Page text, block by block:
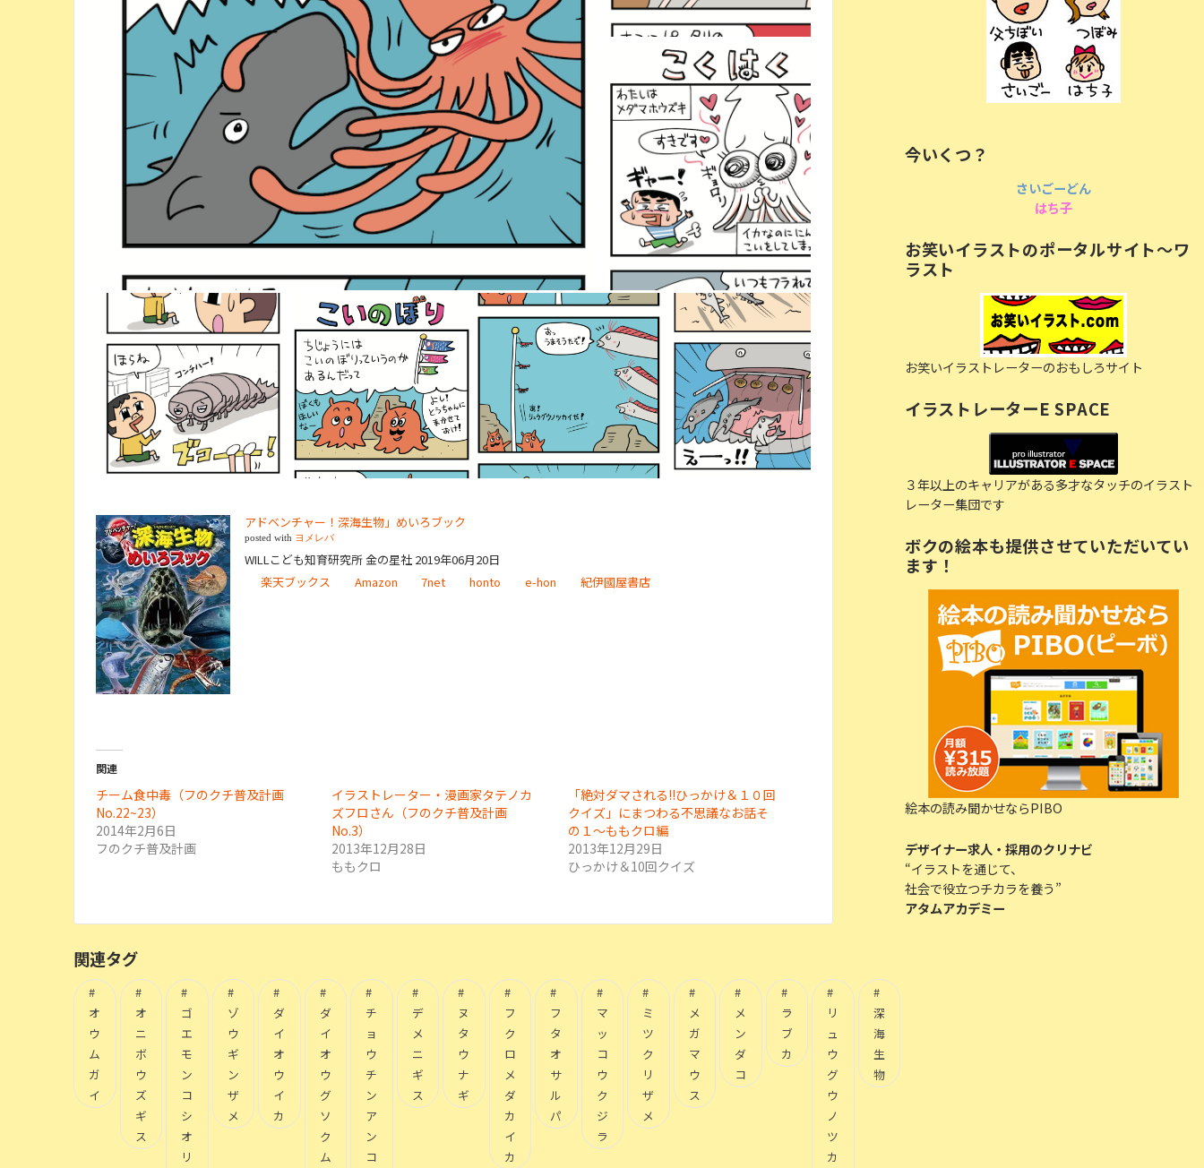
アドベンチャー！深海生物」めいろブック
posted with ヨメレバ
WILLこども知育研究所 金の星社 2019年06月20日
楽天ブックス
Amazon 7net honto e-hon 紀伊國屋書店
関連
チーム食中毒（フのクチ普及計画
No.22~23）
2014年2月6日
フのクチ普及計画
イラストレーター・漫画家タテノカ
ズフロさん（フのクチ普及計画
No.3）
2013年12月28日
ももクロ
「絶対ダマされる!!ひっかけ＆１０回
クイズ」にまつわる不思議なお話そ
の１〜ももクロ編
2013年12月29日
ひっかけ＆10回クイズ
関連タグ
オ
ウ
ム
ガ
イ
オ
ニ
ボ
ウ
ズ
ギ
ス
ゴ
エ
モ
ン
コ
シ
オ
リ
ゾ
ウ
ギ
ン
ザ
メ
ダ
イ
オ
ウ
イ
カ
ダ
イ
オ
ウ
グ
ソ
ク
ム
チ
ョ
ウ
チ
ン
ア
ン
コ
デ
メ
ニ
ギ
ス
ヌ
タ
ウ
ナ
ギ
フ
ク
ロ
メ
ダ
カ
イ
カ
フ
タ
オ
サ
ル
パ
マ
ッ
コ
ウ
ク
ジ
ラ
ミ
ツ
ク
リ
ザ
メ
メ
ガ
マ
ウ
ス
メ
ン
ダ
コ
ラ
ブ
カ
リ
ュ
ウ
グ
ウ
ノ
ツ
カ
深
海
生
物
今いくつ？
さいごーどん
はち子
お笑いイラストのポータルサイト〜ワ
ラスト
お笑いイラストレーターのおもしろサイト
イラストレーターE SPACE
３年以上のキャリアがある多才なタッチのイラスト
レーター集団です
ボクの絵本も提供させていただいてい
ます！
絵本の読み聞かせならPIBO
デザイナー求人・採用のクリナビ
“イラストを通じて、
社会で役立つチカラを養う”
アタムアカデミー